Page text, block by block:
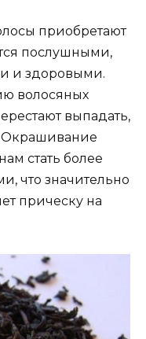
приобретают
послушными,
и здоровыми.
волосяных
выпадать,
Окрашивание
стать более
что значительно
прическу на